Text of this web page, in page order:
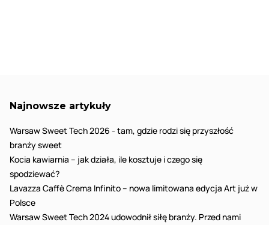
Najnowsze artykuły
Warsaw Sweet Tech 2026 - tam, gdzie rodzi się przyszłość
branży sweet
Kocia kawiarnia – jak działa, ile kosztuje i czego się
spodziewać?
Lavazza Caffè Crema Infinito – nowa limitowana edycja Art już w
Polsce
Warsaw Sweet Tech 2024 udowodnił siłę branży. Przed nami